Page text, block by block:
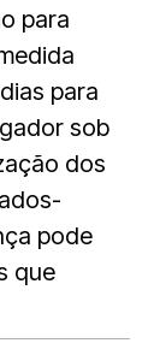
para
para
sob
dos
pode
que